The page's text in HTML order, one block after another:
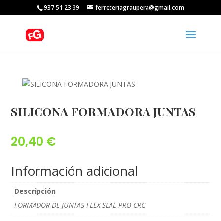
937 51 23 39 ferreteriagraupera@gmail.com
SILICONA FORMADORA JUNTAS
20,40 €
Información adicional
Descripción
FORMADOR DE JUNTAS FLEX SEAL PRO CRC